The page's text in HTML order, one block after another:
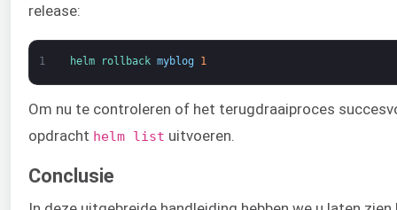
release:
1 helm rollback myblog 1
Om nu te controleren of het terugdraaiproces
opdracht helm list uitvoeren.
Conclusie